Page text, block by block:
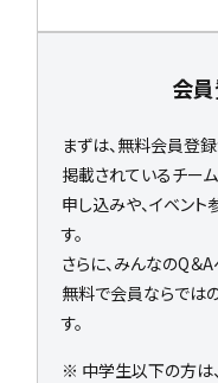
会
まずは、無料会員登
掲載されているチー
申し込みや、イベン
す。
さらに、みんなのQ＆
無料で会員ならでは
す。
※ 中学生以下の方は